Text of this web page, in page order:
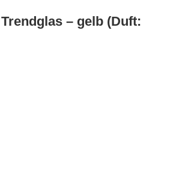
– gelb (Duft: